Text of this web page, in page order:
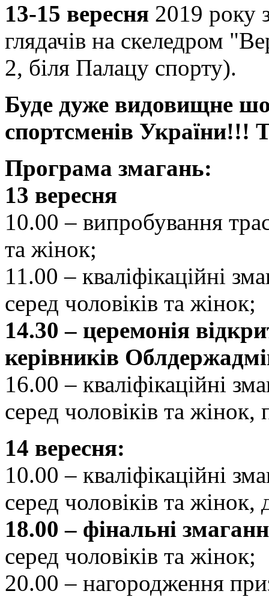
13-15 вересня 2019 року
глядачів на скеледром
2, біля Палацу спорту).
Буде дуже видовищне
спортсменів України!!!
Програма змагань:
13 вересня
10.00 – випробування
та жінок;
11.00 – кваліфікаційні
серед чоловіків та жінок;
14.30 – церемонія
керівників
16.00 – кваліфікаційні
серед чоловіків та
14 вересня:
10.00 – кваліфікаційні
серед чоловіків та жінок,
18.00 – фінальні
серед чоловіків та жінок;
20.00 – нагородження